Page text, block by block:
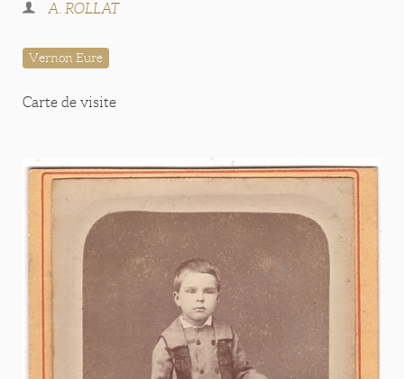
A. ROLLAT
Vernon Eure
Carte de visite